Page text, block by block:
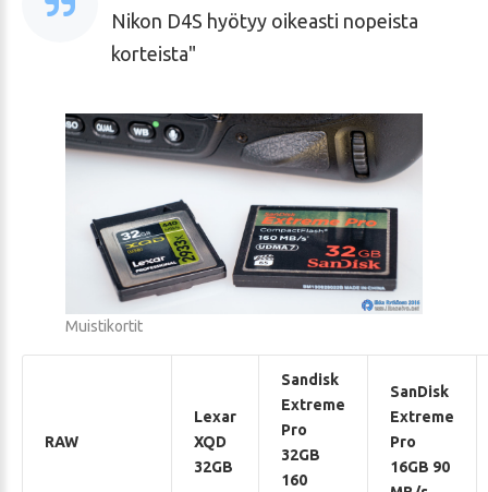
Nikon D4S hyötyy oikeasti nopeista
korteista
Muistikortit
RAW
Lexar
XQD
32GB
Sandisk
Extreme
Pro
32GB
160
SanDisk
Extreme
Pro
16GB 90